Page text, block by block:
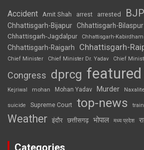
Accident Amit Shah arrest arrested BJP
Chhattisgarh-Bijapur Chhattisgarh-Bilaspur
Chhattisgarh-Jagdalpur Chhattisgarh-Kabirdham
Chhattisgarh-Raigarh Chhattisgarh-
Chief Minister
Chief Minister Dr. Yadav Chief
Congress dprcg featured
Kejriwal mohan Mohan Yadav Murder
suicide Supreme Court top-news train
Weather इंदौर छत्तीसगढ़ भोपाल मध्य प्रदेश
Categories